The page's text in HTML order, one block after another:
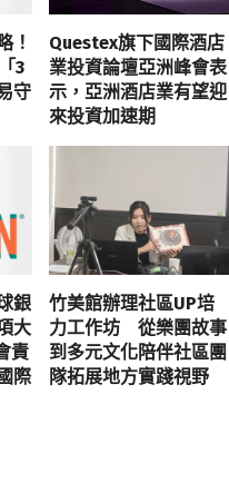
！
3
守
Questex旗下國際酒店
業投資論壇亞洲峰會表
示，亞洲酒店業有望迎
來投資加速期
銀
大
責
際
竹美館辦理社區UP培
力工作坊 從樂團故事
到多元文化陪伴社區團
隊拓展地方實踐視野